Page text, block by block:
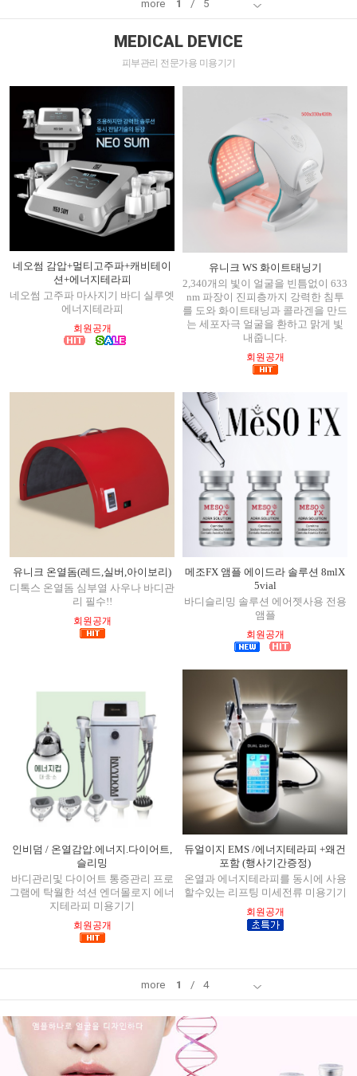
more 1 / 5
MEDICAL DEVICE
피부관리 전문가용 미용기기
네오썸 감압+멀티고주파+캐비테이
션+에너지테라피
네오썸 고주파 마사지기 바디 실루엣
에너지테라피
회원공개
유니크 WS 화이트태닝기
2,340개의 빛이 얼굴을 빈틈없이 633
nm 파장이 진피층까지 강력한 침투
를 도와 화이트태닝과 콜라겐을 만드
는 세포자극 얼굴을 환하고 맑게 빛
내줍니다.
회원공개
유니크 온열돔(레드,실버,아이보리)
디톡스 온열돔 심부열 사우나 바디관
리 필수!!
회원공개
메조FX 앰플 에이드라 솔루션 8mlX
5vial
바디슬리밍 솔루션 에어젯사용 전용
앰플
회원공개
인비덤 / 온열감압.에너지.다이어트,
슬리밍
바디관리및 다이어트 통증관리 프로
그램에 탁월한 석션 엔더몰로지 에너
지테라피 미용기기
회원공개
듀얼이지 EMS /에너지테라피 +왜건
포함 (행사기간증정)
온열과 에너지테라피를 동시에 사용
할수있는 리프팅 미세전류 미용기기
회원공개
more 1 / 4